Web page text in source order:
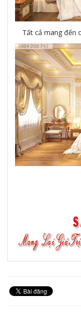
Tất cả mang đến